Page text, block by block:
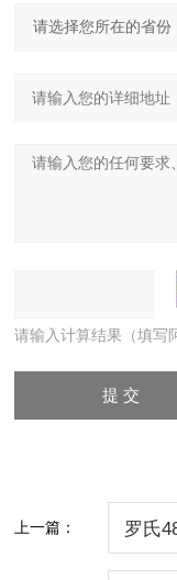
请输入计算结果（填写
上一篇： 罗氏